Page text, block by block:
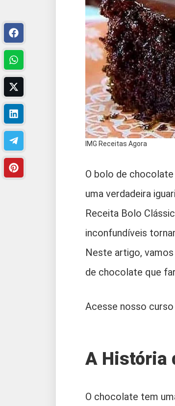
IMG Receitas Agora
O bolo de
uma verdadeira
Receita Bolo
inconfundíveis
Neste artigo,
de chocolate que
Acesse nosso
A História
O chocolate tem